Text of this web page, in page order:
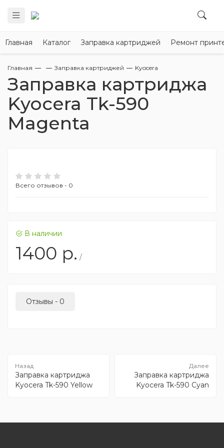
Главная Каталог Заправка картриджей Ремонт
Главная Заправка картриджей Kyocera
Заправка картриджа
Kyocera Tk-590
Magenta
Всего отзывов - 0
В наличии
1400 р. /
Отзывы - 0
Заправка картриджа
Kyocera Tk-590 Yellow
Заправка картриджа
Kyocera Tk-590 Cyan